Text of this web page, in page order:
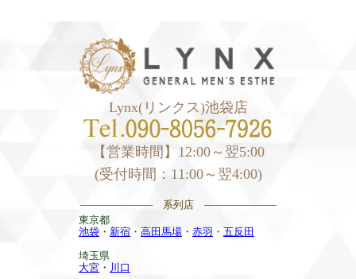
Lynx(リンクス)池袋店
【営業時間】12:00～翌5:00
(受付時間：11:00～翌4:00)
——————— 系列店 ———————
東京都
池袋 ・ 新宿 ・ 高田馬場 ・ 赤羽 ・ 五反田
埼玉県
大宮 ・ 川口